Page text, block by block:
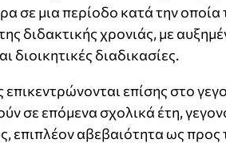
σε μια περίοδο κατά την
διδακτικής χρονιάς, με
διοικητικές διαδικασίες.
επικεντρώνονται επίσης στο
σε επόμενα σχολικά έτη,
επιπλέον αβεβαιότητα ως